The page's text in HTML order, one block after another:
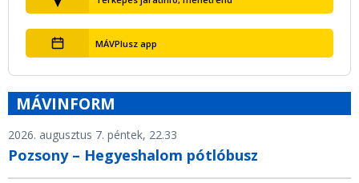
MÁVPlusz app
MÁVINFORM
2026. augusztus 7. péntek, 22.33
Pozsony – Hegyeshalom pótlóbusz